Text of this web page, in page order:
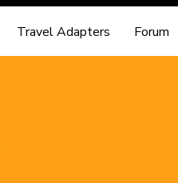
Travel Adapters Forum